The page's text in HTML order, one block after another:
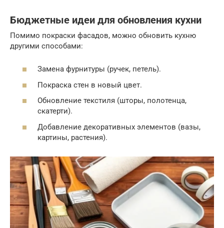
Бюджетные идеи для обновления кухни
Помимо покраски фасадов, можно обновить кухню
другими способами:
Замена фурнитуры (ручек, петель).
Покраска стен в новый цвет.
Обновление текстиля (шторы, полотенца,
скатерти).
Добавление декоративных элементов (вазы,
картины, растения).